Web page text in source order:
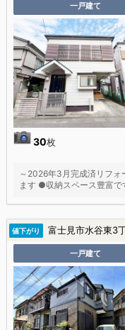
一戸建て
30枚
～2026年3月完成済リフォ
ます ●収納スペース豊富
値下がり 富士見市水谷東3
一戸建て